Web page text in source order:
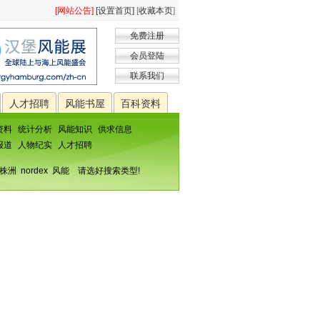
[网站公告] [设置首页] [收藏本页]
免费注册
会员登陆
联系我们
人才招聘 风能书屋 百科资料
料 统计分析 风能知识
供求信息
道 人物纪实 人才招聘
株洲 nordex 风能 请选好搜索类型!